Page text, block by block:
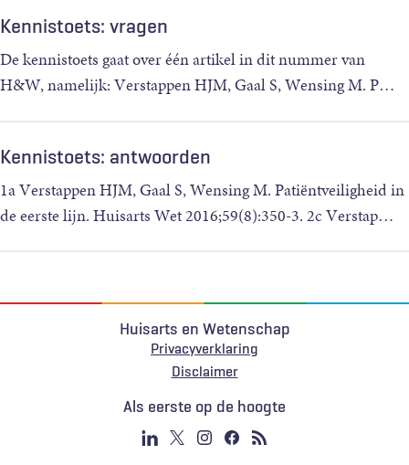
Kennistoets: vragen
De kennistoets gaat over één artikel in dit nummer van
H&W, namelijk: Verstappen HJM, Gaal S, Wensing M. P…
Kennistoets: antwoorden
1a Verstappen HJM, Gaal S, Wensing M. Patiëntveiligheid in
de eerste lijn. Huisarts Wet 2016;59(8):350-3. 2c Verstap…
Huisarts en Wetenschap
Privacyverklaring
Voet
Disclaimer
Als eerste op de hoogte